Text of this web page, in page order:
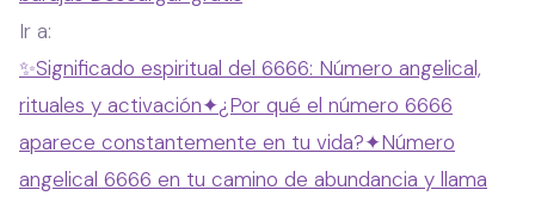
Ir a:
✨Significado espiritual del 6666: Número angelical,
rituales y activación✦¿Por qué el número 6666
aparece constantemente en tu vida?✦Número
angelical 6666 en tu camino de abundancia y llama